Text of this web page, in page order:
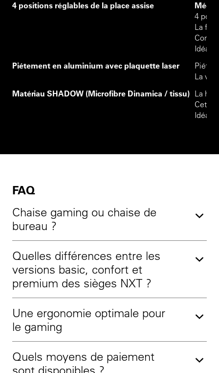
4 positions réglables de la place assise
4
La
Idéal
Piétement en aluminium avec plaquette laser
La
Matériau SHADOW (Microfibre Dinamica / tissu) La
Cette
Idéal
FAQ
Chaise gaming ou chaise de
bureau ?
Quelles différences entre les
versions basic, confort et
premium des sièges NXT ?
Une ergonomie optimale pour
le gaming
Quels moyens de paiement